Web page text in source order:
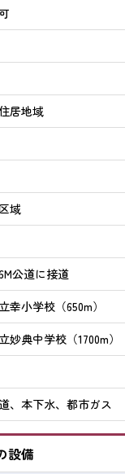
居地域
域
公道に接道
幸小学校（650m）
妙典中学校（1700m）
、本下水、都市ガス
設備